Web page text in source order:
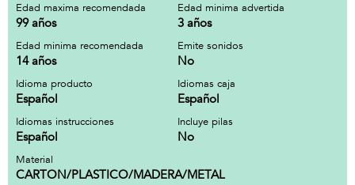
Edad maxima recomendada
99 años
Edad minima advertida
3 años
Edad minima recomendada
14 años
Emite sonidos
No
Idioma producto
Español
Idiomas caja
Español
Idiomas instrucciones
Español
Incluye pilas
No
Material
CARTON/PLASTICO/MADERA/METAL